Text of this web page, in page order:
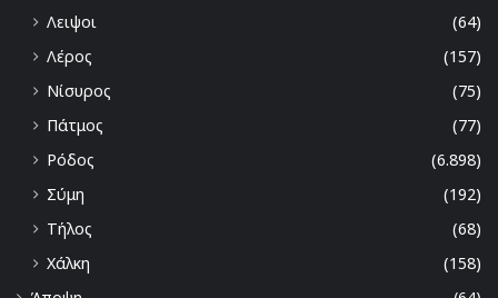
Λειψοι
(64)
Λέρος
(157)
Νίσυρος
(75)
Πάτμος
(77)
Ρόδος
(6.898)
Σύμη
(192)
Τήλος
(68)
Χάλκη
(158)